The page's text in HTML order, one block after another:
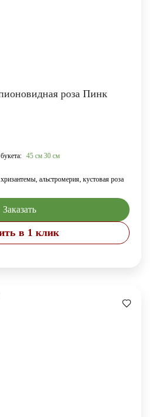
роза Пинк
45 см 30 см
альстромерия, кустовая роза
Заказать
в 1 клик